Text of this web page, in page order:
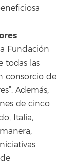
Fundación
todas las
consorcio de
Además,
de cinco
Italia,